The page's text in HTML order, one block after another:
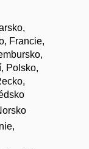
Francie,
Polsko,